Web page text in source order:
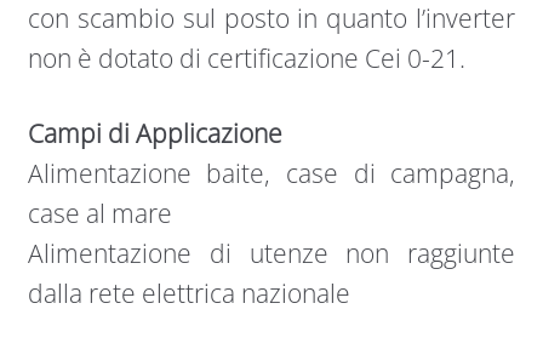
con scambio sul posto in quanto l’inverter
non è dotato di certificazione Cei 0-21.
Campi di Applicazione
Alimentazione baite, case di campagna,
case al mare
Alimentazione di utenze non raggiunte
dalla rete elettrica nazionale